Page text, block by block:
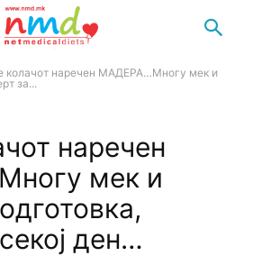
колачот наречен МАДЕРА…Многу мек и
за...
наречен
мек и
ден…